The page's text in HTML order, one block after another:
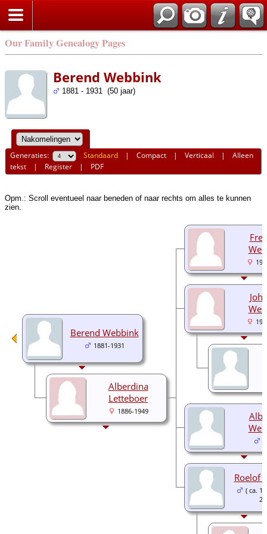
Our Family Genealogy Pages
Berend Webbink
1881 - 1931 (50 jaar)
Generaties: Standaard |Compact |Verticaal |Alleen
tekst | Register | PDF
Opm.: Scroll eventueel naar beneden of naar rechts om alles te kunnen
zien.
Roelof
( ca.
Berend Webbink
1881-1931
Alberdina
Letteboer
1886-1949